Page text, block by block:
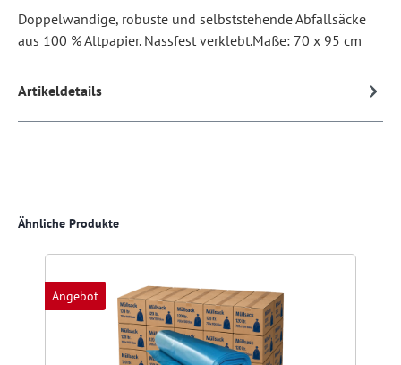
Doppelwandige, robuste und selbststehende Abfallsäcke
aus 100 % Altpapier. Nassfest verklebt.Maße: 70 x 95 cm
Artikeldetails
Produktgalerie überspringen
Ähnliche Produkte
Angebot